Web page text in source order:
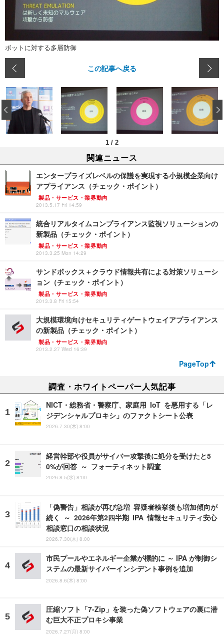
ボットに対する多層防御
この記事へ戻る
1 / 2
‹
関連ニュース
エンタープライズレベルの保護を実現する小規模企業向け
アプライアンス（チェック・ポイント）
製品・サービス・業界動向
2013.5.17 Fri 14:59
統合リアルタイムコンプライアンス監視ソリューションの
新製品（チェック・ポイント）
製品・サービス・業界動向
2013.3.25 Mon 14:29
サンドボックス＋クラウド情報共有による対策ソリューシ
ョン（チェック・ポイント）
製品・サービス・業界動向
2013.3.8 Fri 15:54
大規模環境向けセキュリティゲートウェイアプライアンス
の新製品（チェック・ポイント）
製品・サービス・業界動向
2013.2.27 Wed 16:39
PageTop
調査・ホワイトペーパー人気記事
NICT・総務省・警察庁、家庭用 IoT を悪用する「レ
ジデンシャルプロキシ」のファクトシート公表
2026.7.30(木) 8:00
経営幹部や役員がサイバー攻撃後に処分を受けたと5
0%が回答 ～ フォーティネット調査
2026.8.5(水) 8:00
「偽警告」相談が再び急増 容疑者検挙後も増加傾向が
続く ～ 2026年第2四半期 IPA 情報セキュリティ安心
相談窓口の相談状況
2026.7.30(木) 8:00
市民プールやエネルギー企業が標的に ～ IPA が制御シ
ステムの最新サイバーインシデント事例を追加
2026.8.6(木) 8:00
圧縮ソフト「7-Zip」を装った偽ソフトウェアの裏に潜
む巨大不正プロキシ事業
2026.7.27(月) 8:00